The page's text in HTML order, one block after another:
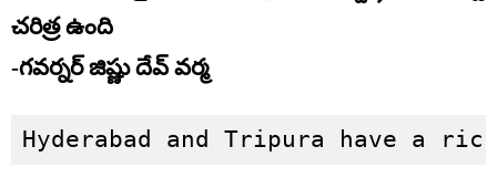
చరిత్ర ఉంది
-గవర్నర్ జిష్ణు దేవ్ వర్మ
Hyderabad and Tripura have a